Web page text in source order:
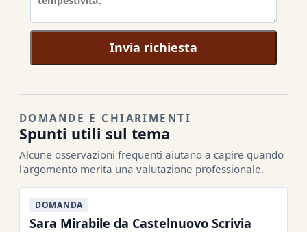
Invia richiesta
DOMANDE E CHIARIMENTI
Spunti utili sul tema
Alcune osservazioni frequenti aiutano a capire quando
l'argomento merita una valutazione professionale.
DOMANDA
Sara Mirabile da Castelnuovo Scrivia